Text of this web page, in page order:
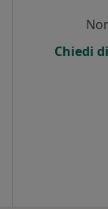
Chiedi